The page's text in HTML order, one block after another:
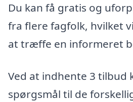
Du kan få gratis og
fra flere fagfolk, hvilket
at træffe en informeret
Ved at indhente 3 tilbud
spørgsmål til de